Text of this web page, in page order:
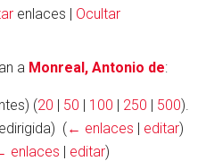
enlaces | Ocultar
a Monreal, Antonio de:
(20 | 50 | 100 | 250 | 500).
(← enlaces | editar)
enlaces | editar)